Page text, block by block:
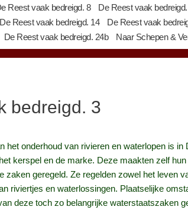
Reest vaak bedreigd. 8 De Reest vaak
De Reest vaak bedreigd. 14 De Reest vaak
De Reest vaak bedreigd. 24b Naar Schepen &
bedreigd. 3
het onderhoud van rivieren en waterlopen is
kerspel en de marke. Deze maakten zelf
zaken geregeld. Ze regelden zowel het leven
riviertjes en waterlossingen. Plaatselijke
deze toch zo belangrijke waterstaatszaken